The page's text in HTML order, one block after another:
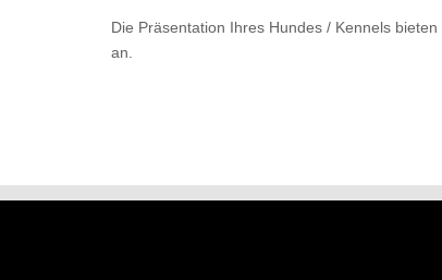
Die Präsentation Ihres Hundes / Kennels
an.